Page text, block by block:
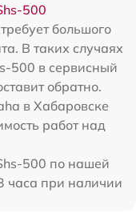
500
большого
В таких случаях
500 в сервисный
обратно.
в Хабаровске
работ над
500 по нашей
часа при наличии